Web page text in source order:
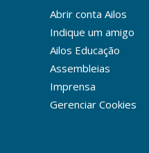
Abrir conta Ailos
Indique um amigo
Ailos Educação
Assembleias
Imprensa
Gerenciar Cookies